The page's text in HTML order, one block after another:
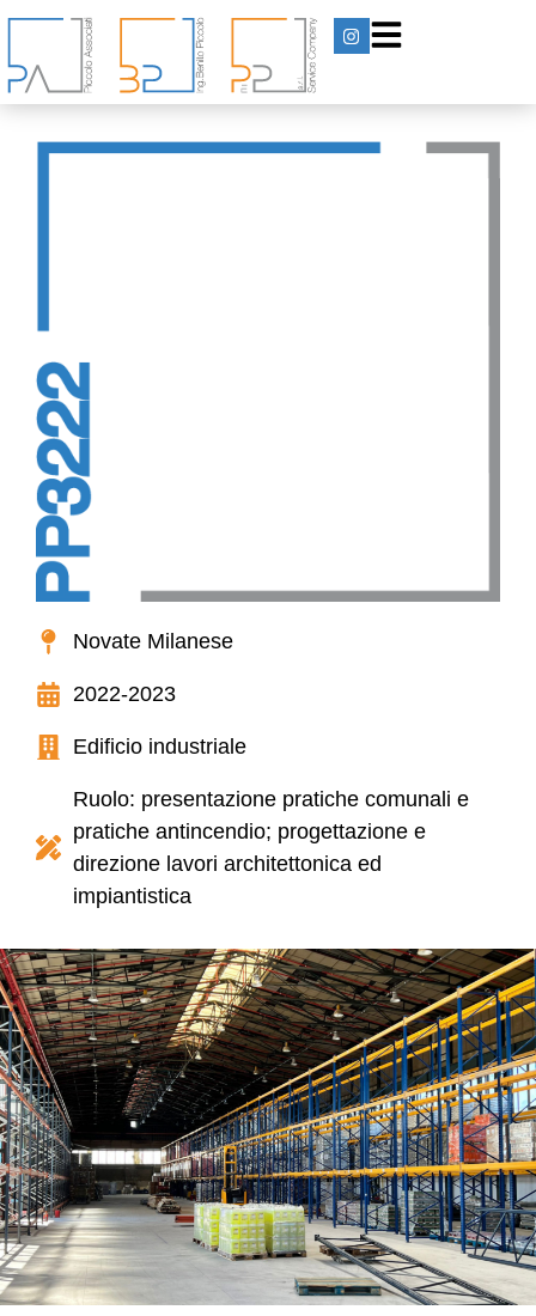
Novate Milanese
2022-2023
Edificio industriale
Ruolo: presentazione pratiche comunali e
pratiche antincendio; progettazione e
direzione lavori architettonica ed
impiantistica